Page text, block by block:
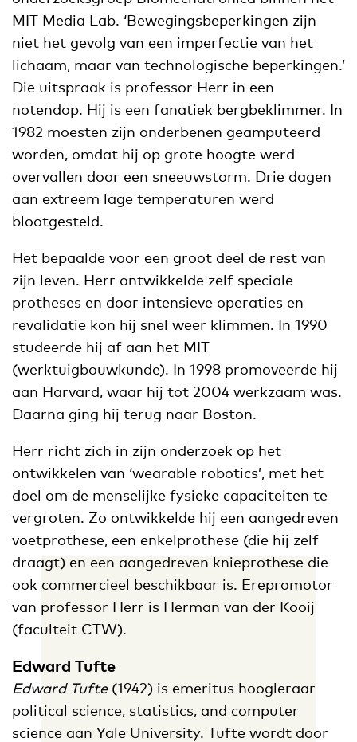
MIT Media Lab. ‘Bewegingsbeperkingen zijn
niet het gevolg van een imperfectie van het
lichaam, maar van technologische beperkingen.’
Die uitspraak is professor Herr in een
notendop. Hij is een fanatiek bergbeklimmer. In
1982 moesten zijn onderbenen geamputeerd
worden, omdat hij op grote hoogte werd
overvallen door een sneeuwstorm. Drie dagen
aan extreem lage temperaturen werd
blootgesteld.
Het bepaalde voor een groot deel de rest van
zijn leven. Herr ontwikkelde zelf speciale
protheses en door intensieve operaties en
revalidatie kon hij snel weer klimmen. In 1990
studeerde hij af aan het MIT
(werktuigbouwkunde). In 1998 promoveerde hij
aan Harvard, waar hij tot 2004 werkzaam was.
Daarna ging hij terug naar Boston.
Herr richt zich in zijn onderzoek op het
ontwikkelen van ‘wearable robotics’, met het
doel om de menselijke fysieke capaciteiten te
vergroten. Zo ontwikkelde hij een aangedreven
voetprothese, een enkelprothese (die hij zelf
draagt) en een aangedreven knieprothese die
ook commercieel beschikbaar is. Erepromotor
van professor Herr is Herman van der Kooij
(faculteit CTW).
Edward Tufte
Edward Tufte (1942) is emeritus hoogleraar
political science, statistics, and computer
science aan Yale University. Tufte wordt door